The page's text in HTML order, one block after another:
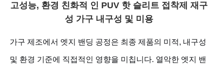
고성능, 환경 친화적 인 PUV 핫 슬리트 접착제 재구
성 가구 내구성 및 미용
가구 제조에서 엣지 밴딩 공정은 최종 제품의 미적, 내구성
및 환경 기준에 직접적인 영향을 미칩니다. 열악한 엣지 밴